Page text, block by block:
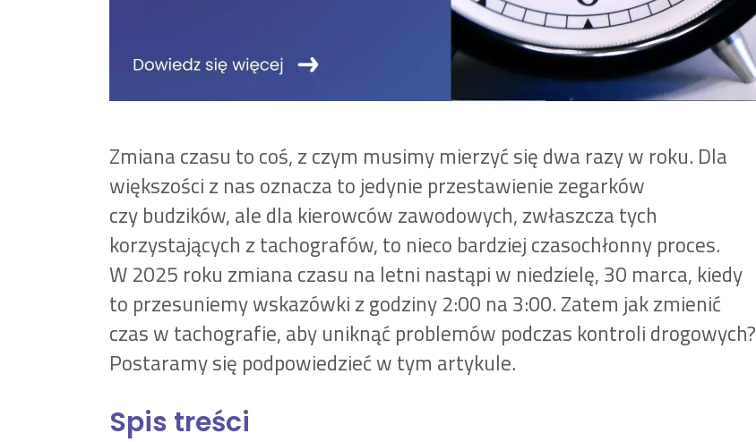
Zmiana czasu to coś, z czym musimy mierzyć się dwa razy w roku. Dla
większości z nas oznacza to jedynie przestawienie zegarków
czy budzików, ale dla kierowców zawodowych, zwłaszcza tych
korzystających z tachografów, to nieco bardziej czasochłonny proces.
W 2025 roku zmiana czasu na letni nastąpi w niedzielę, 30 marca, kiedy
to przesuniemy wskazówki z godziny 2:00 na 3:00. Zatem jak zmienić
czas w tachografie, aby uniknąć problemów podczas kontroli drogowych?
Postaramy się podpowiedzieć w tym artykule.
Spis treści